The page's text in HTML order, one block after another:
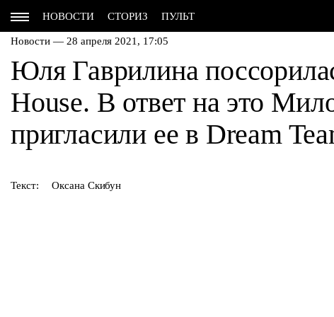
НОВОСТИ СТОРИЗ ПУЛЬТ
Новости — 28 апреля 2021, 17:05
Юля Гаврилина
House. В ответ на это
пригласили ее в Dream
Текст: Оксана Скибун